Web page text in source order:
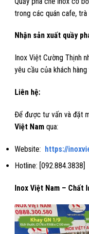
trong các quán cafe, trà
Nhận sản xuất quầy
Inox Việt Cường Thịnh
yêu cầu của khách
Liên hệ:
Để được tư vấn và đặt
Việt Nam qua:
Website: https://
Hotline: [092.884.3838]
Inox Việt Nam – Chất